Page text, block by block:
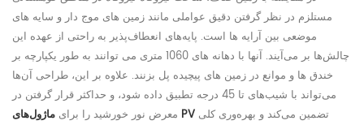
مستلزم در نظر گرفتن دقیق عواملی مانند زمین های موج دار و سایه های
موضعی بین آرایه ها است. پایه‌های انعطاف‌پذیر به راحتی از عهده این
چالش‌ها بر می‌آیند. آنها با دهانه های 1060 متری می توانند به طور یکپارچه بر
خندق ها و موانع در زمین های پیچیده پل بزنند. علاوه بر این، طراحی آن‌ها
می‌تواند با شیب‌های تا 45 درجه تطبیق داده شود، و حداکثر قرار گرفتن در
معرض نور خورشید را برای ماژول‌های PV